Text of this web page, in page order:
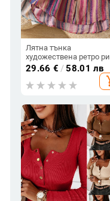
Лятна тънка
художествена ретро
с четвърт ръкав,
щампована и
раирана памучна и
ленена рокля за жени
29.66 € /58.01 лв